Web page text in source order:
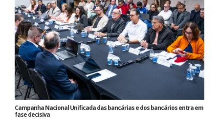
Campanha Nacional Unificada das bancárias e dos bancários entra em
fase decisiva